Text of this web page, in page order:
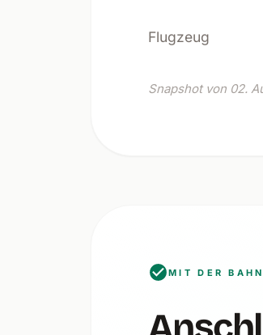
Flugzeug
Snapshot von 02.
MIT DER